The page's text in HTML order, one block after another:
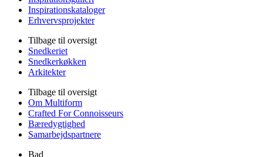
Inspirationskataloger
Erhvervsprojekter
Tilbage til oversigt
Snedkeriet
Snedkerkøkken
Arkitekter
Tilbage til oversigt
Om Multiform
Crafted For Connoisseurs
Bæredygtighed
Samarbejdspartnere
Bad